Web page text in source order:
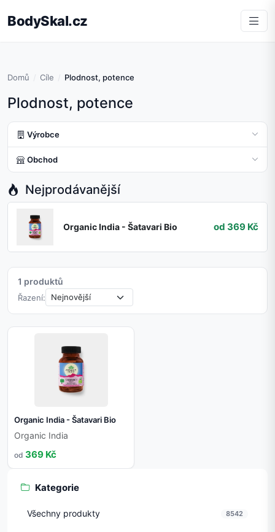
BodySkal.cz
Domů Cíle Plodnost, potence
Plodnost, potence
Výrobce
Obchod
Nejprodávanější
Organic India - Šatavari Bio od 369 Kč
1 produktů
Řazení:
Organic India - Šatavari Bio
Organic India
od 369 Kč
Kategorie
Všechny produkty 8542